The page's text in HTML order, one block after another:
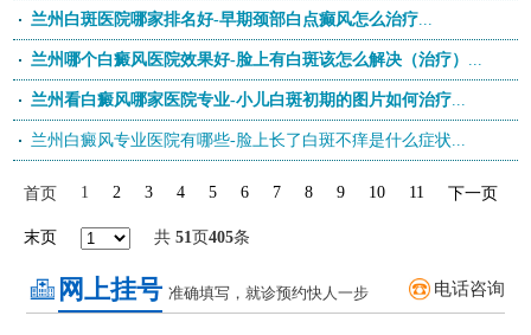
兰州白斑医院哪家排名好-早期颈部白点癫风怎么治疗...
兰州哪个白癜风医院效果好-脸上有白斑该怎么解决（治疗） ...
兰州看白癜风哪家医院专业-小儿白斑初期的图片如何治疗...
兰州白癜风专业医院有哪些-脸上长了白斑不痒是什么症状...
首页 1 2 3 4 5 6 7 8 9 10 11 下一页
末页 共 51页405条
网上挂号 准确填写，就诊预约快人一步 电话咨询